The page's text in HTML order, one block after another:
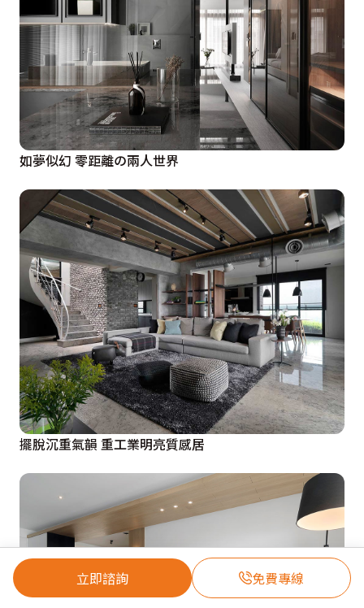
立即諮詢 免費專線
如夢似幻 零距離の兩人世界
擺脫沉重氣韻 重工業明亮質感居